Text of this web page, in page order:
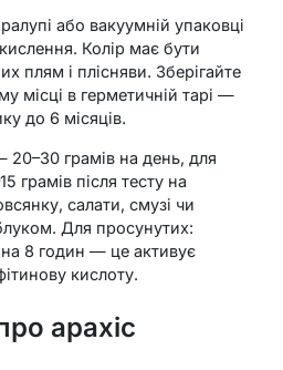
або вакуумній упаковці
Колір має бути
плям і плісняви. Зберігайте
місці в герметичній тарі —
до 6 місяців.
грамів на день, для
грамів після тесту на
салати, смузі чи
Для просунутих:
на 8 годин — це активує
кислоту.
арахіс